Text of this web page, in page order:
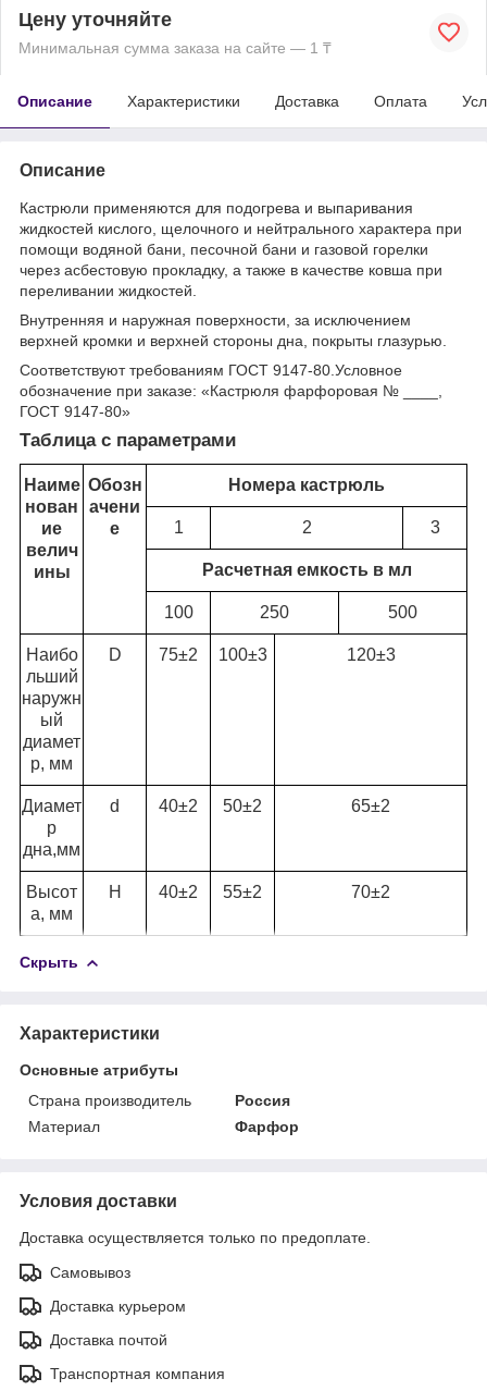
Цену уточняйте
Минимальная сумма заказа на сайте — 1 ₸
Описание Характеристики Доставка Оплата
Описание
Кастрюли применяются для подогрева и выпаривания
жидкостей кислого, щелочного и нейтрального характера при
помощи водяной бани, песочной бани и газовой горелки
через асбестовую прокладку, а также в качестве ковша при
переливании жидкостей.
Внутренняя и наружная поверхности, за исключением
верхней кромки и верхней стороны дна, покрыты глазурью.
Соответствуют требованиям ГОСТ 9147-80.Условное
обозначение при заказе: «Кастрюля фарфоровая № ____,
ГОСТ 9147-80»
Таблица с параметрами
Наиме
нован
ие
велич
ины
Обозн
ачени
е
Номера кастрюль
1 2 3
Расчетная емкость в мл
100 250 500
Наибо
льший
наружн
ый
диамет
р, мм
D 75±2 100±3 120±3
Диамет
р
дна,мм
d 40±2 50±2 65±2
Высот
а, мм
H 40±2 55±2 70±2
Скрыть
Характеристики
Основные атрибуты
Страна производитель
Россия
Материал
Фарфор
Условия доставки
Доставка осуществляется только по предоплате.
Самовывоз
Доставка курьером
Доставка почтой
Транспортная компания